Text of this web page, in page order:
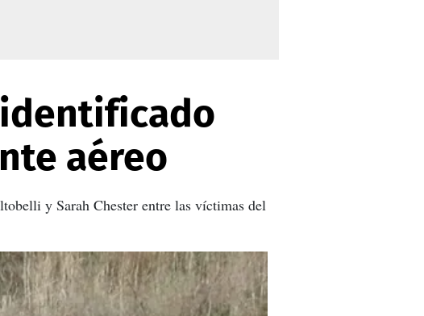
identificado
aéreo
y Sarah Chester entre las víctimas del